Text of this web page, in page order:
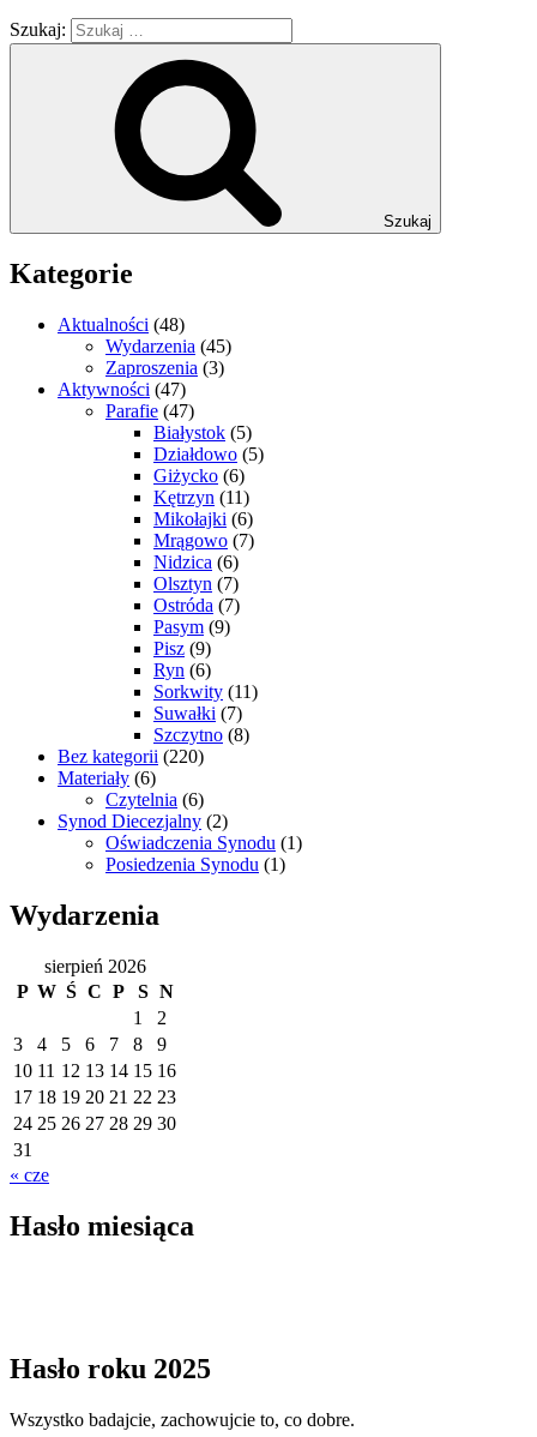
Szukaj:
Szukaj
Kategorie
Aktualności (48)
Wydarzenia (45)
Zaproszenia (3)
Aktywności (47)
Parafie (47)
Białystok (5)
Działdowo (5)
Giżycko (6)
Kętrzyn (11)
Mikołajki (6)
Mrągowo (7)
Nidzica (6)
Olsztyn (7)
Ostróda (7)
Pasym (9)
Pisz (9)
Ryn (6)
Sorkwity (11)
Suwałki (7)
Szczytno (8)
Bez kategorii (220)
Materiały (6)
Czytelnia (6)
Synod Diecezjalny (2)
Oświadczenia Synodu (1)
Posiedzenia Synodu (1)
Wydarzenia
sierpień 2026
P W Ś C P S N
1
2
3
4 5 6 7 8
9
10 11 12 13 14 15 16
17 18 19 20 21 22 23
24 25 26 27 28 29 30
31
« cze
Hasło miesiąca
Hasło roku 2025
Wszystko badajcie, zachowujcie to, co dobre.